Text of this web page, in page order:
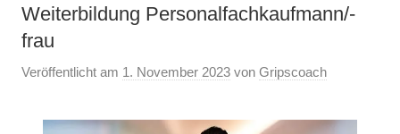
Weiterbildung Personalfachkaufmann/-
frau
Veröffentlicht am 1. November 2023 von Gripscoach